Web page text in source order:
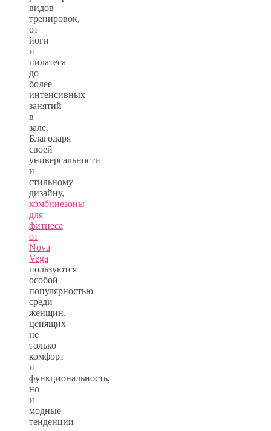
видов
тренировок,
от
йоги
и
пилатеса
до
более
интенсивных
занятий
в
зале.
Благодаря
своей
универсальности
и
стильному
дизайну,
комбинезоны
для
фитнеса
от
Nova
Vega
пользуются
особой
популярностью
среди
женщин,
ценящих
не
только
комфорт
и
функциональность,
но
и
модные
тенденции